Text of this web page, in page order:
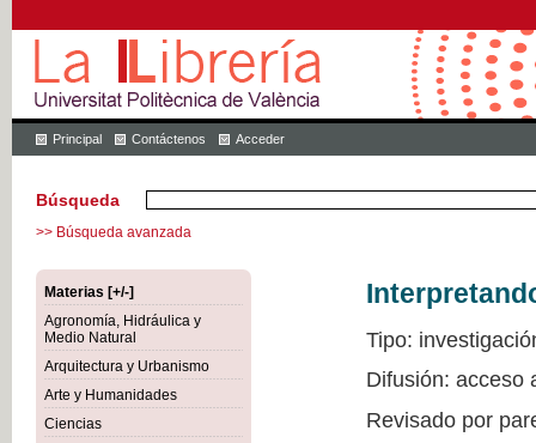
Principal Contáctenos Acceder
Búsqueda
>> Búsqueda avanzada
Materias [+/-]
Agronomía, Hidráulica y
Medio Natural
Arquitectura y Urbanismo
Arte y Humanidades
Ciencias
Tipo:
Difusión: acceso
Revisado por